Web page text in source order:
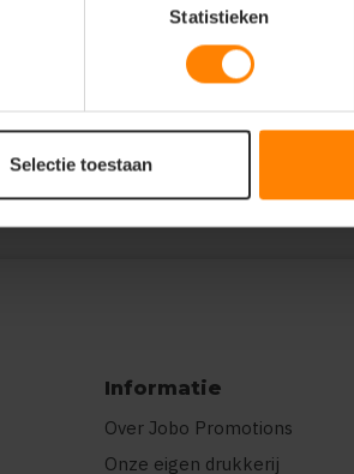
Statistieken
Selectie toestaan
Informatie
Over Jobo Promotions
Onze eigen drukkerij